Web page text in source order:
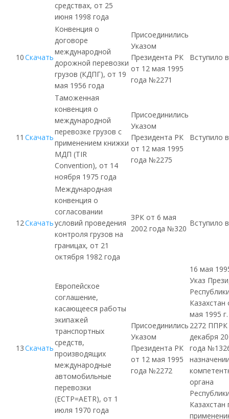
средствах, от 25
июня 1998 года
10Скачать
Конвенция о
договоре
международной
дорожной перевозки
грузов (КДПГ), от 19
мая 1956 года
Присоединились
Указом
Президента РК
от 12 мая 1995
года №2271
Вступило
11 Скачать
Таможенная
конвенция о
международной
перевозке грузов с
применением книжки
МДП (TIR
Convention), от 14
ноября 1975 года
Присоединились
Указом
Президента РК
от 12 мая 1995
года №2275
Вступило
12Скачать
Международная
конвенция о
согласовании
условий проведения
контроля грузов на
границах, от 21
октября 1982 года
ЗРК от 6 мая
2002 года №320
Вступило
13Скачать
Европейское
соглашение,
касающееся работы
экипажей
транспортных
средств,
производящих
международные
автомобильные
перевозки
(ЕСТР=AETR), от 1
июля 1970 года
Присоединились
Указом
Президента РК
от 12 мая 1995
года №2272
16 мая
Указ
Казахстан
мая 1995
2272 ППРК
декабря
года
органа
Казахстан